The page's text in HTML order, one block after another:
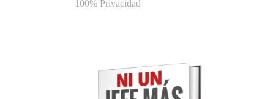
100% Privacidad